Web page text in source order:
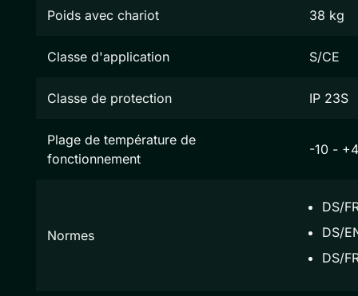
Poids avec chariot 38 kg
Classe d'application S/CE
Classe de protection IP 23S
Plage de température de
fonctionnement
-10 -
Normes
DS/
DS/
DS/